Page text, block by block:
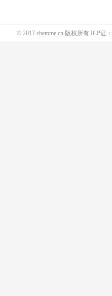
© 2017 chemme.cn 版权所有 ICP证：